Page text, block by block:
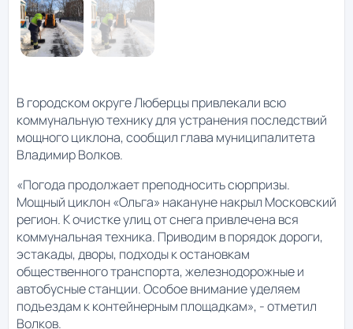
В городском округе Люберцы привлекали всю
коммунальную технику для устранения последствий
мощного циклона, сообщил глава муниципалитета
Владимир Волков.
«Погода продолжает преподносить сюрпризы.
Мощный циклон «Ольга» накануне накрыл Московский
регион. К очистке улиц от снега привлечена вся
коммунальная техника. Приводим в порядок дороги,
эстакады, дворы, подходы к остановкам
общественного транспорта, железнодорожные и
автобусные станции. Особое внимание уделяем
подъездам к контейнерным площадкам», - отметил
Волков.